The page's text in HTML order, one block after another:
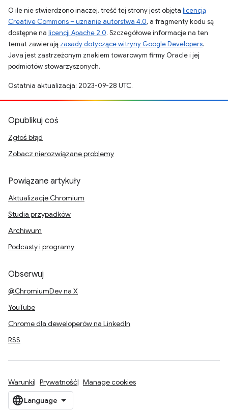
O ile nie stwierdzono inaczej, treść tej strony jest objęta licencją
Creative Commons – uznanie autorstwa 4.0, a fragmenty kodu są
dostępne na licencji Apache 2.0. Szczegółowe informacje na ten
temat zawierają zasady dotyczące witryny Google Developers.
Java jest zastrzeżonym znakiem towarowym firmy Oracle i jej
podmiotów stowarzyszonych.
Ostatnia aktualizacja: 2023-09-28 UTC.
Opublikuj coś
Zgłoś błąd
Zobacz nierozwiązane problemy
Powiązane artykuły
Aktualizacje Chromium
Studia przypadków
Archiwum
Podcasty i programy
Obserwuj
@ChromiumDev na X
YouTube
Chrome dla deweloperów na LinkedIn
RSS
Warunki Prywatność Manage cookies